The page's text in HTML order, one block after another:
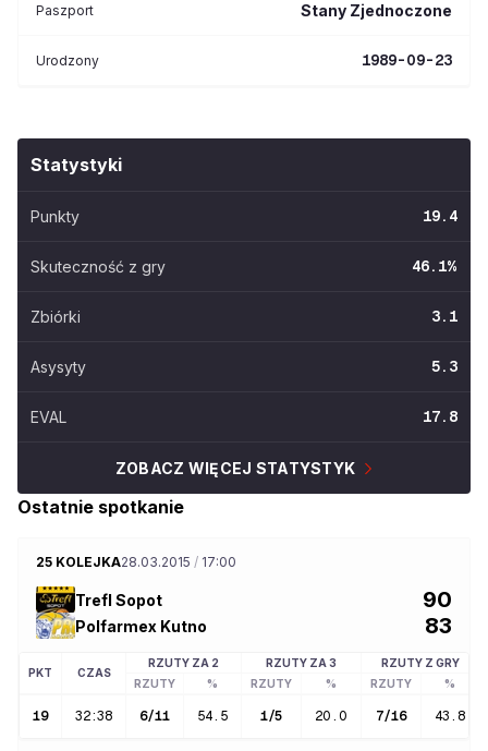
Paszport Stany Zjednoczone
Urodzony 1989-09-23
Statystyki
Punkty 19.4
Skuteczność z gry 46.1%
Zbiórki 3.1
Asysyty 5.3
EVAL 17.8
ZOBACZ WIĘCEJ STATYSTYK
Ostatnie spotkanie
25 KOLEJKA28.03.2015 / 17:00
Trefl Sopot 90
Polfarmex Kutno 83
PKT CZAS
RZUTY ZA 2 RZUTY ZA 3
RZUTY Z GRY
RZUTY
% RZUTY % RZUTY %
19 32:38 6/11 54.5 1/5 20.0 7/16 43.8